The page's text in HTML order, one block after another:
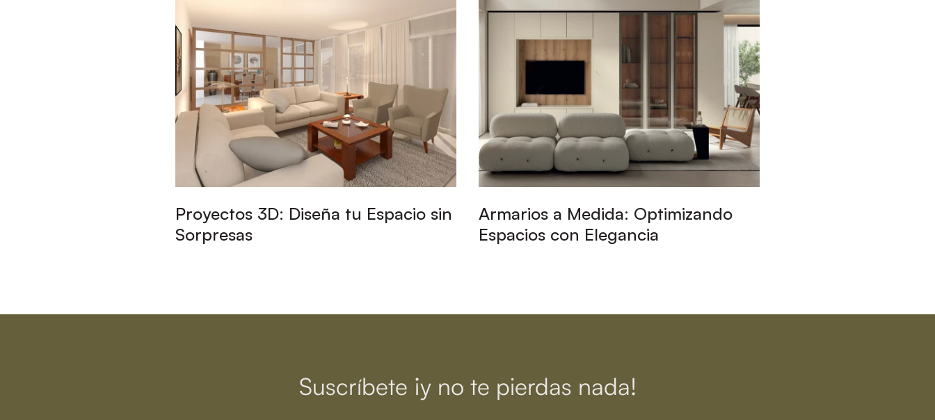
Proyectos 3D: Diseña tu Espacio sin
Sorpresas
Armarios a Medida: Optimizando
Espacios con Elegancia
Suscríbete ¡y no te pierdas nada!